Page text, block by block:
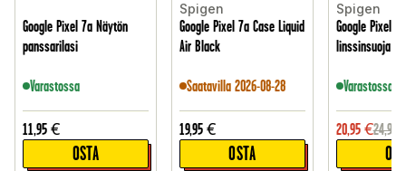
Google Pixel 7a Näytön
panssarilasi
Varastossa
11,95 €
OSTA
Spigen
Google Pixel 7a Case Liquid
Air Black
Saatavilla 2026-08-28
19,95 €
OSTA
Spigen
Google Pixel
linssinsuoja
Varastossa
20,95 €24,95